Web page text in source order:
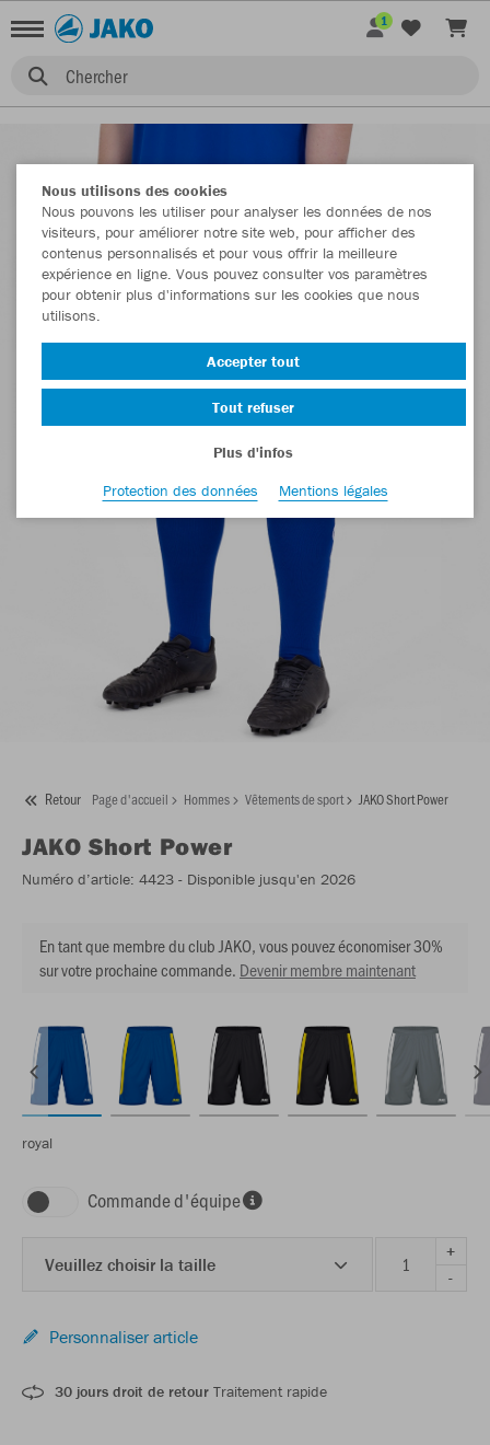
Chercher
1
Retour Page d'accueil Hommes Vêtements de sport JAKO Short Power
JAKO Short Power
Numéro d’article: 4423 - Disponible jusqu'en 2026
En tant que membre du club JAKO, vous pouvez économiser 30%
sur votre prochaine commande. Devenir membre maintenant
royal
Commande d'équipe
Veuillez choisir la taille
+
-
Personnaliser article
30 jours droit de retour Traitement rapide
Nous utilisons des cookies
Nous pouvons les utiliser pour analyser les données de nos
visiteurs, pour améliorer notre site web, pour afficher des
contenus personnalisés et pour vous offrir la meilleure
expérience en ligne. Vous pouvez consulter vos paramètres
pour obtenir plus d'informations sur les cookies que nous
utilisons.
Accepter tout
Tout refuser
Plus d'infos
Protection des données
Mentions légales